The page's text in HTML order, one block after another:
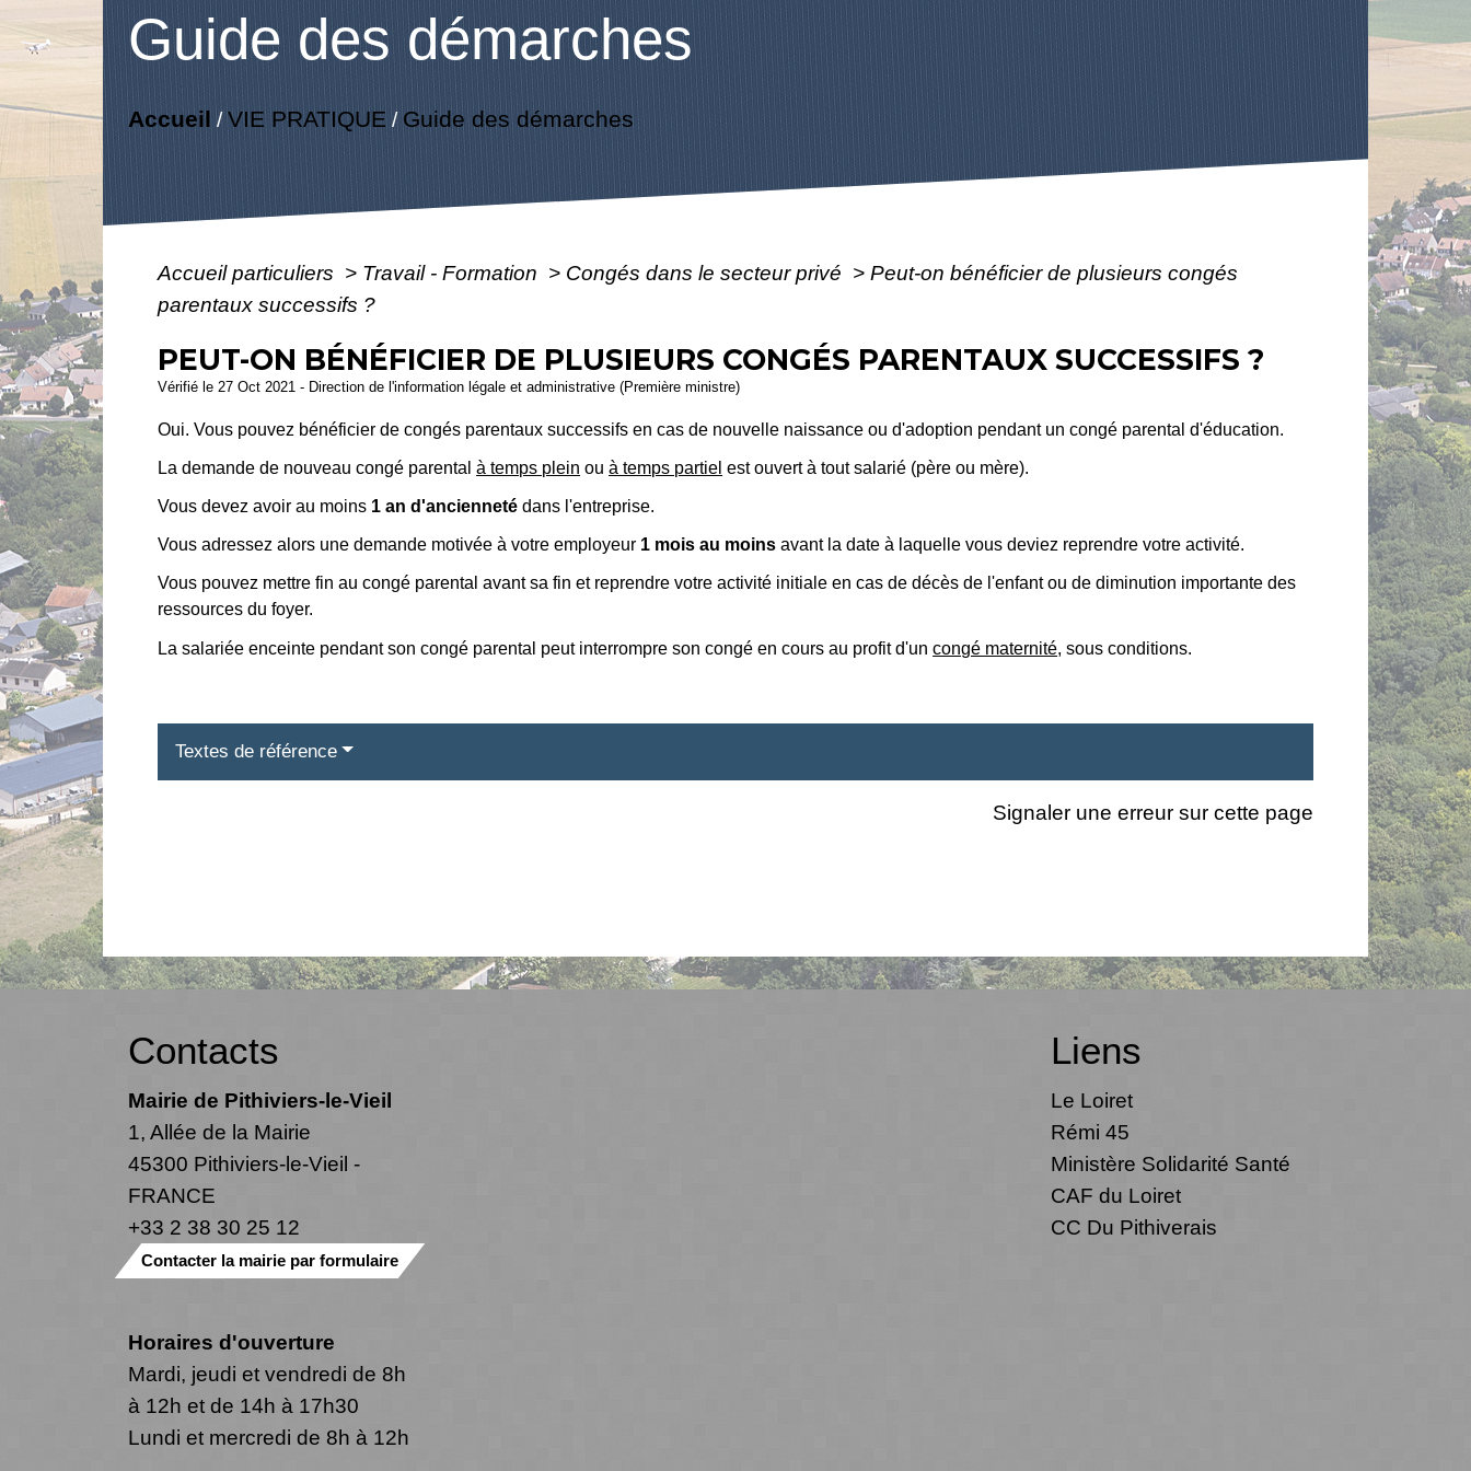
Guide des démarches
Accueil /VIE PRATIQUE/ Guide des démarches
Accueil particuliers > Travail - Formation > Congés dans le secteur privé > Peut-on bénéficier de plusieurs congés
parentaux successifs ?
PEUT-ON BÉNÉFICIER DE PLUSIEURS CONGÉS PARENTAUX SUCCESSIFS ?
Vérifié le 27 Oct 2021 - Direction de l'information légale et administrative (Première ministre)
Oui. Vous pouvez bénéficier de congés parentaux successifs en cas de nouvelle naissance ou d'adoption pendant un congé parental d'éducation.
La demande de nouveau congé parentalà temps plein ouà temps partiel est ouvert à tout salarié (père ou mère).
Vous devez avoir au moins 1 an d'ancienneté dans l'entreprise.
Vous adressez alors une demande motivée à votre employeur 1 mois au moins avant la date à laquelle vous deviez reprendre votre activité.
Vous pouvez mettre fin au congé parental avant sa fin et reprendre votre activité initiale en cas de décès de l'enfant ou de diminution importante des
ressources du foyer.
La salariée enceinte pendant son congé parental peut interrompre son congé en cours au profit d'uncongé maternité, sous conditions.
Textes de référence
Signaler une erreur sur cette page
Contacts
Mairie de Pithiviers-le-Vieil
1, Allée de la Mairie
45300 Pithiviers-le-Vieil -
FRANCE
+33 2 38 30 25 12
Contacter la mairie par formulaire
Horaires d'ouverture
Mardi, jeudi et vendredi de 8h
à 12h et de 14h à 17h30
Lundi et mercredi de 8h à 12h
Liens
Le Loiret
Rémi 45
Ministère Solidarité Santé
CAF du Loiret
CC Du Pithiverais